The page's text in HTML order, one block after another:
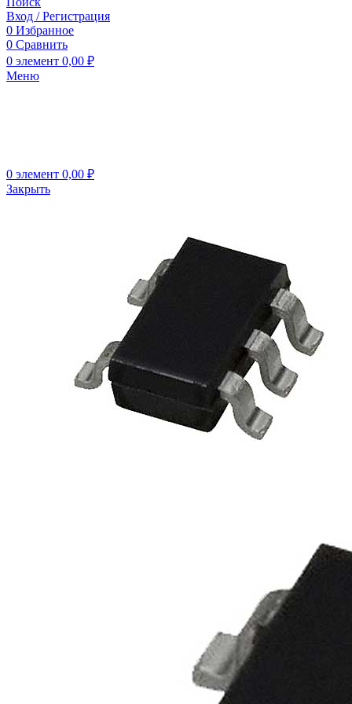
Вход / Регистрация
0 Избранное
0 Сравнить
0 элемент 0,00 ₽
Меню
0 элемент 0,00 ₽
Закрыть